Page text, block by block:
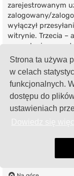
Strona ta używa
w celach
funkcjonalnych.
dostępu do
ustawieniach
zarejestrowanym
zalogowany/
wyłączył
witrynie. Trzecia –
przesyłanie
informacji,
Na górę
Otrzymuję
W panelu
ustawić
nadawcy. Jeżeli
wiadomości,
będą mogli
jakichkolwiek